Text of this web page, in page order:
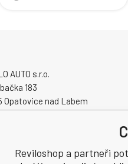
AUTO s.r.o.
183
Opatovice nad Labem
republika
Reviloshop a partneři